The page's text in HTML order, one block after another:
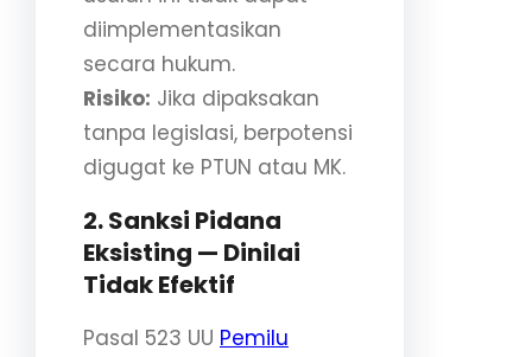
diimplementasikan
secara hukum.
Risiko: Jika dipaksakan
tanpa legislasi, berpotensi
digugat ke PTUN atau MK.
2. Sanksi Pidana
Eksisting — Dinilai
Tidak Efektif
Pasal 523 UU Pemilu